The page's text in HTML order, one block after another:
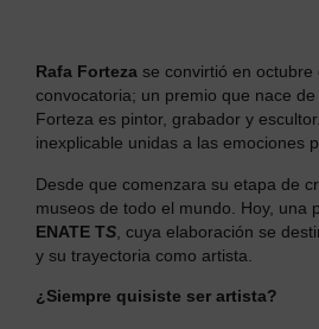
Rafa Forteza se convirtió en
convocatoria; un premio que nace
Forteza es pintor, grabador y
inexplicable unidas a las emociones
Desde que comenzara su etapa de
museos de todo el mundo. Hoy, una
ENATE TS , cuya elaboración se
y su trayectoria como artista.
¿Siempre quisiste ser artista?